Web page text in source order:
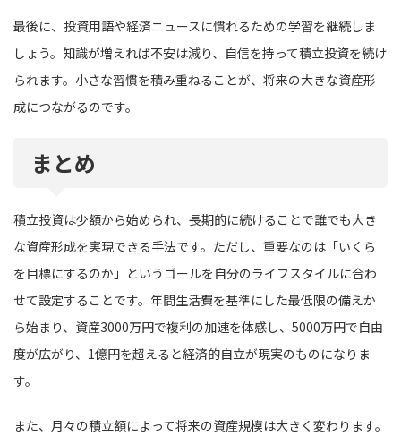
最後に、投資用語や経済ニュースに慣れるための学習を継続しま
しょう。知識が増えれば不安は減り、自信を持って積立投資を続け
られます。小さな習慣を積み重ねることが、将来の大きな資産形
成につながるのです。
まとめ
積立投資は少額から始められ、長期的に続けることで誰でも大き
な資産形成を実現できる手法です。ただし、重要なのは「いくら
を目標にするのか」というゴールを自分のライフスタイルに合わ
せて設定することです。年間生活費を基準にした最低限の備えか
ら始まり、資産3000万円で複利の加速を体感し、5000万円で自由
度が広がり、1億円を超えると経済的自立が現実のものになりま
す。
また、月々の積立額によって将来の資産規模は大きく変わります。